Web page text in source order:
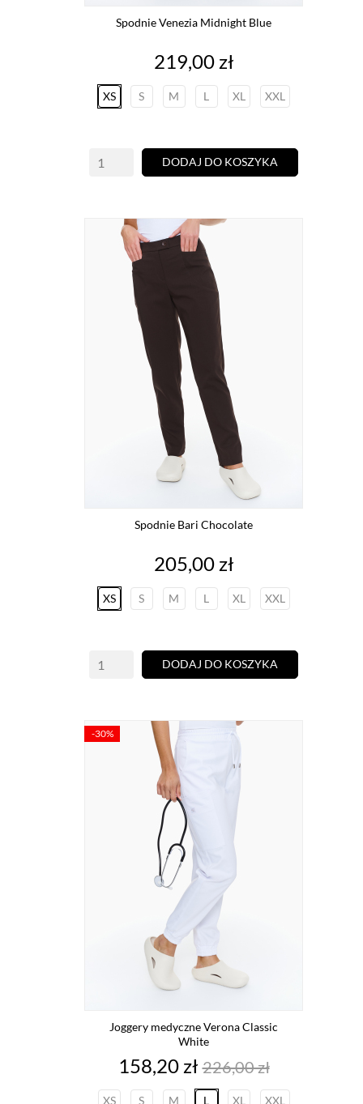
Spodnie Venezia Midnight Blue
Cena
219,00 zł
XS S M L XL XXL
DODAJ DO KOSZYKA
Spodnie Bari Chocolate
Cena
205,00 zł
XS S M L XL XXL
DODAJ DO KOSZYKA
Joggery medyczne Verona Classic
White
Cena
158,20 złCena
podstawowa
226,00 zł
XS S M L XL XXL
-30%